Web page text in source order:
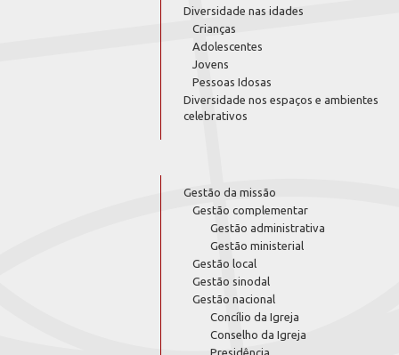
Diversidade nas idades
Crianças
Adolescentes
Jovens
Pessoas Idosas
Diversidade nos espaços e ambientes
celebrativos
Gestão da missão
Gestão complementar
Gestão administrativa
Gestão ministerial
Gestão local
Gestão sinodal
Gestão nacional
Concílio da Igreja
Conselho da Igreja
Presidência